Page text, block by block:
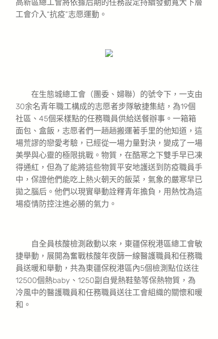
高新區總工會將依據后期的任務設定持續發動寬大下層
工會介入“抗疫”志愿運動。
在生態城總工會（團委、婦聯）的號令下，一支由
30余名青年職工構成的志愿者步隊敏捷集結，為19個
社區、45個采樣點的任務職員供給送餐辦事。一箱箱
面包、盒飯，志愿者們一趟趟搬運著手里的他知道，這
場荒謬的戀愛考驗，已經從一場力量對決，變成了一場
美學與心靈的極限挑戰。物質，在酷寒之下雙手早已凍
得通紅，但為了能將這些物質平安地護送到防疫職員手
中，保證他們能吃上熱火朝天的飯菜，氣象的嚴寒早已
拋之腦后。他們以現實舉動詮釋青年擔負，用熱忱為這
場疫情防控注進必勝的氣力。
自全員核酸檢測啟動以來，東疆保稅港區總工會敏
捷舉動，展開為奮戰核酸年夜篩一線醫護職員和任務職
員送暖和舉動，共為東疆保稅港區內5個檢測點位送往
12500個熱baby、1250副自覺熱鞋墊等保熱物質，為
冷風中的醫護職員和任務職員送往工會組織的關懷和暖
和。